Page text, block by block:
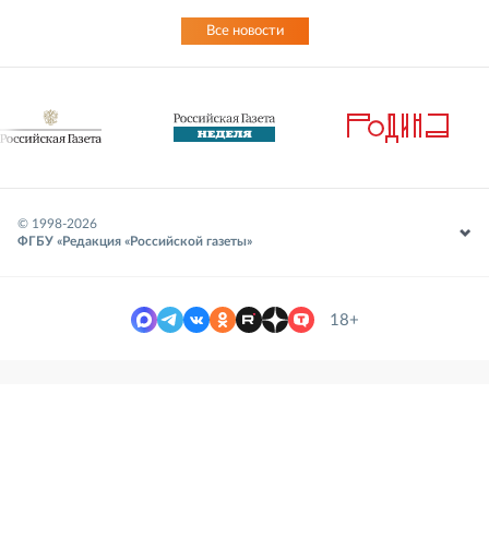
Все новости
© 1998-2026
ФГБУ «Редакция «Российской газеты»
18+